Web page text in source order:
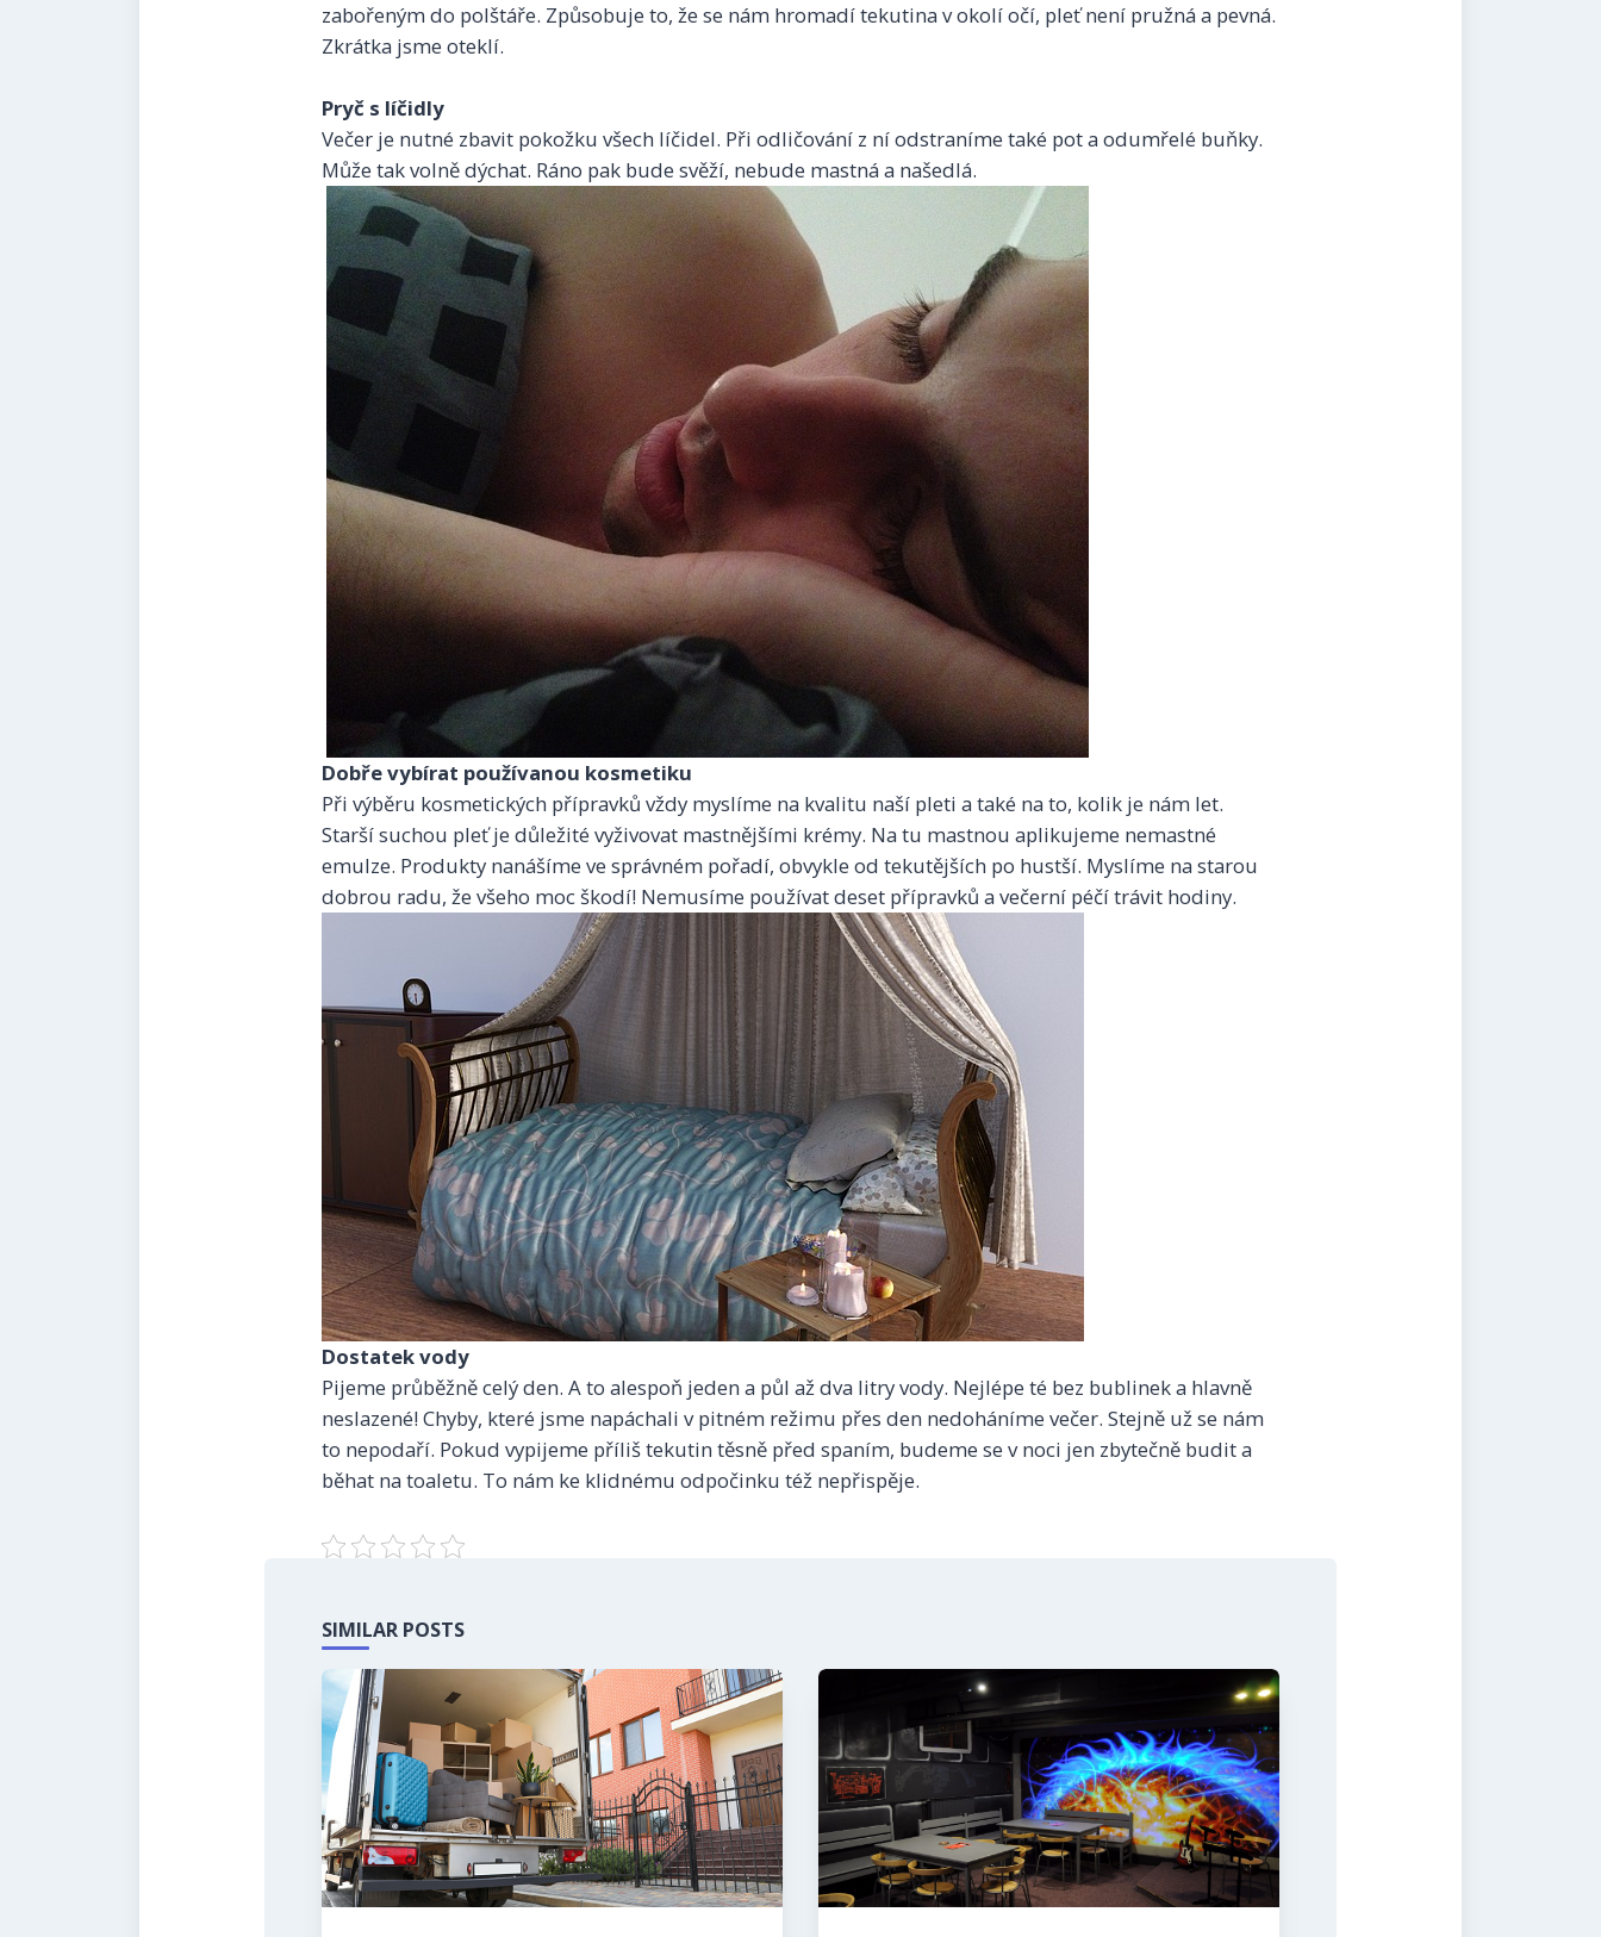
zabořeným do polštáře. Způsobuje to, že se nám hromadí tekutina v okolí očí, pleť není pružná a pevná.
Zkrátka jsme oteklí.
Pryč s líčidly
Večer je nutné zbavit pokožku všech líčidel. Při odličování z ní odstraníme také pot a odumřelé buňky.
Může tak volně dýchat. Ráno pak bude svěží, nebude mastná a našedlá.
Dobře vybírat používanou kosmetiku
Při výběru kosmetických přípravků vždy myslíme na kvalitu naší pleti a také na to, kolik je nám let.
Starší suchou pleť je důležité vyživovat mastnějšími krémy. Na tu mastnou aplikujeme nemastné
emulze. Produkty nanášíme ve správném pořadí, obvykle od tekutějších po hustší. Myslíme na starou
dobrou radu, že všeho moc škodí! Nemusíme používat deset přípravků a večerní péčí trávit hodiny.
Dostatek vody
Pijeme průběžně celý den. A to alespoň jeden a půl až dva litry vody. Nejlépe té bez bublinek a hlavně
neslazené! Chyby, které jsme napáchali v pitném režimu přes den nedoháníme večer. Stejně už se nám
to nepodaří. Pokud vypijeme příliš tekutin těsně před spaním, budeme se v noci jen zbytečně budit a
běhat na toaletu. To nám ke klidnému odpočinku též nepřispěje.
SIMILAR POSTS